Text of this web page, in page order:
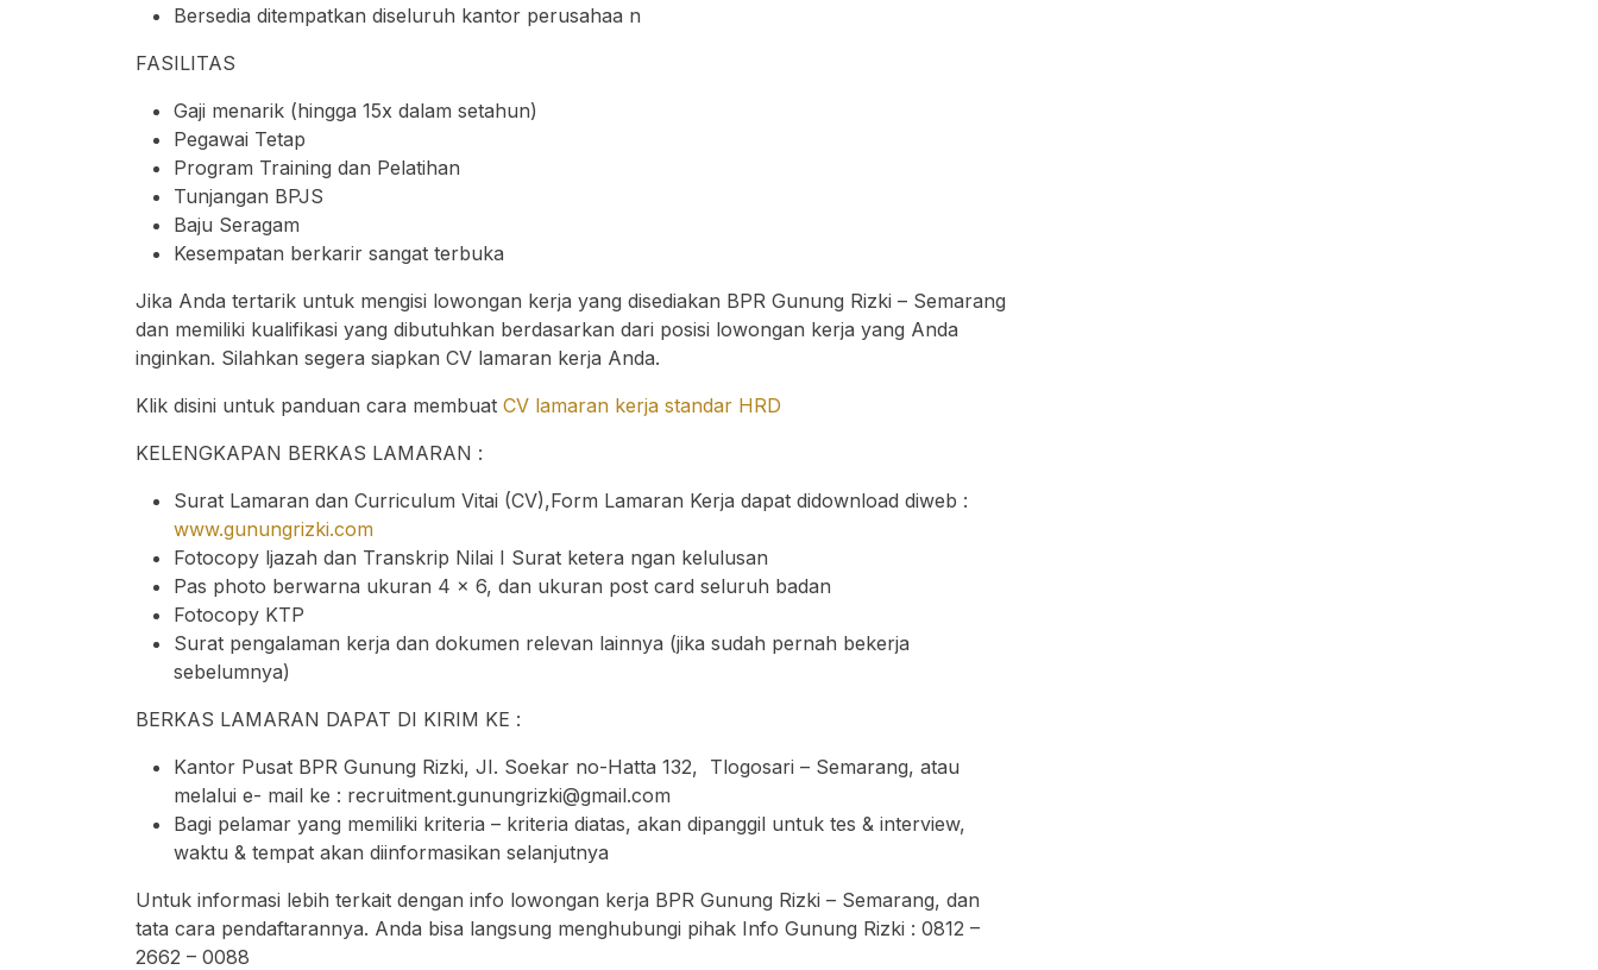
Bersedia ditempatkan diseluruh kantor perusahaa n
FASILITAS
Gaji menarik (hingga 15x dalam setahun)
Pegawai Tetap
Program Training dan Pelatihan
Tunjangan BPJS
Baju Seragam
Kesempatan berkarir sangat terbuka
Jika Anda tertarik untuk mengisi lowongan kerja yang disediakan BPR Gunung Rizki – Semarang
dan memiliki kualifikasi yang dibutuhkan berdasarkan dari posisi lowongan kerja yang Anda
inginkan. Silahkan segera siapkan CV lamaran kerja Anda.
Klik disini untuk panduan cara membuat CV lamaran kerja standar HRD
KELENGKAPAN BERKAS LAMARAN :
Surat Lamaran dan Curriculum Vitai (CV),Form Lamaran Kerja dapat didownload diweb :
www.gunungrizki.com
Fotocopy ljazah dan Transkrip Nilai I Surat ketera ngan kelulusan
Pas photo berwarna ukuran 4 x 6, dan ukuran post card seluruh badan
Fotocopy KTP
Surat pengalaman kerja dan dokumen relevan lainnya (jika sudah pernah bekerja
sebelumnya)
BERKAS LAMARAN DAPAT DI KIRIM KE :
Kantor Pusat BPR Gunung Rizki, JI. Soekar no-Hatta 132, Tlogosari – Semarang, atau
melalui e- mail ke : recruitment.gunungrizki@gmail.com
Bagi pelamar yang memiliki kriteria – kriteria diatas, akan dipanggil untuk tes & interview,
waktu & tempat akan diinformasikan selanjutnya
Untuk informasi lebih terkait dengan info lowongan kerja BPR Gunung Rizki – Semarang, dan
tata cara pendaftarannya. Anda bisa langsung menghubungi pihak Info Gunung Rizki : 0812 –
2662 – 0088